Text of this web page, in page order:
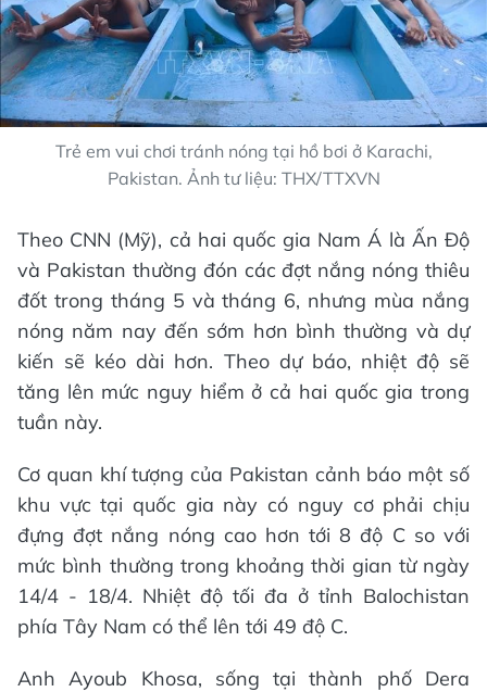
Trẻ em vui chơi tránh nóng tại hồ bơi ở Karachi,
Pakistan. Ảnh tư liệu: THX/TTXVN
Theo CNN (Mỹ), cả hai quốc gia Nam Á là Ấn Độ
và Pakistan thường đón các đợt nắng nóng thiêu
đốt trong tháng 5 và tháng 6, nhưng mùa nắng
nóng năm nay đến sớm hơn bình thường và dự
kiến sẽ kéo dài hơn. Theo dự báo, nhiệt độ sẽ
tăng lên mức nguy hiểm ở cả hai quốc gia trong
tuần này.
Cơ quan khí tượng của Pakistan cảnh báo một số
khu vực tại quốc gia này có nguy cơ phải chịu
đựng đợt nắng nóng cao hơn tới 8 độ C so với
mức bình thường trong khoảng thời gian từ ngày
14/4 - 18/4. Nhiệt độ tối đa ở tỉnh Balochistan
phía Tây Nam có thể lên tới 49 độ C.
Anh Ayoub Khosa, sống tại thành phố Dera